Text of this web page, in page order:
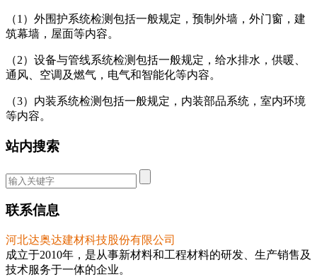
（1）外围护系统检测包括一般规定，预制外墙，外门窗，建
筑幕墙，屋面等内容。
（2）设备与管线系统检测包括一般规定，给水排水，供暖、
通风、空调及燃气，电气和智能化等内容。
（3）内装系统检测包括一般规定，内装部品系统，室内环境
等内容。
站内搜索
联系信息
河北达奥达建材科技股份有限公司
成立于2010年，是从事新材料和工程材料的研发、生产销售及
技术服务于一体的企业。